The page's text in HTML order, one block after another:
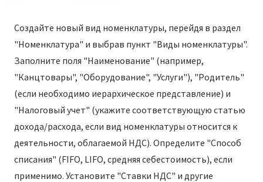
Создайте новый вид номенклатуры, перейдя в раздел
"Номенклатура" и выбрав пункт "Виды номенклатуры".
Заполните поля "Наименование" (например,
"Канцтовары", "Оборудование", "Услуги"), "Родитель"
(если необходимо иерархическое представление) и
"Налоговый учет" (укажите соответствующую статью
дохода/расхода, если вид номенклатуры относится к
деятельности, облагаемой НДС). Определите "Способ
списания" (FIFO, LIFO, средняя себестоимость), если
применимо. Установите "Ставки НДС" и другие